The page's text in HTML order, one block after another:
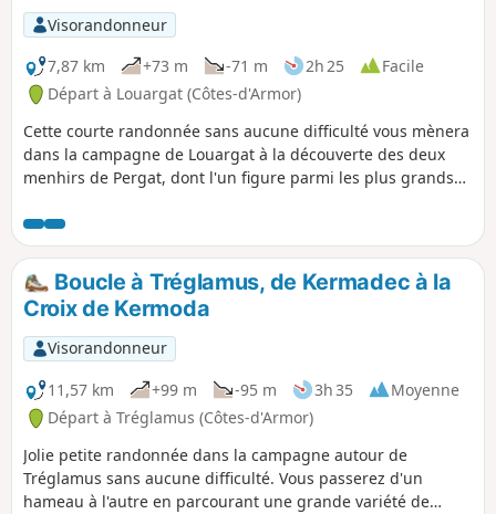
Visorandonneur
7,87 km
+73 m -71 m 2h 25
Facile
Départ à Louargat (Côtes-d'Armor)
Cette courte randonnée sans aucune difficulté vous mènera
dans la campagne de Louargat à la découverte des deux
menhirs de Pergat, dont l'un figure parmi les plus grands
vallon parfois très humide avant de rejoindre le hameau du
Manaty. De là, vous rejoindrez la Forêt de Koad Bré au pied
du Ménez Bré avant de rejoindre Louargat par de jolis
sentiers forestiers.
Boucle à Tréglamus, de Kermadec à la
Croix de Kermoda
Visorandonneur
11,57 km
+99 m -95 m 3h 35
Moyenne
Départ à Tréglamus (Côtes-d'Armor)
Jolie petite randonnée dans la campagne autour de
Tréglamus sans aucune difficulté. Vous passerez d'un
hameau à l'autre en parcourant une grande variété de